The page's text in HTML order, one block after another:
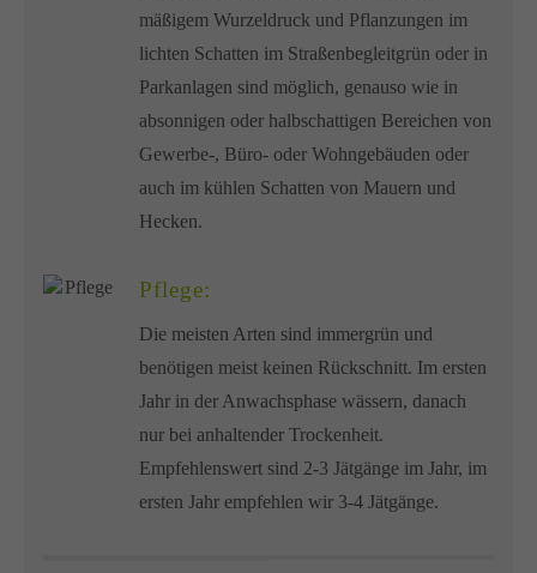
mäßigem Wurzeldruck und Pflanzungen im
lichten Schatten im Straßenbegleitgrün oder in
Parkanlagen sind möglich, genauso wie in
absonnigen oder halbschattigen Bereichen von
Gewerbe-, Büro- oder Wohngebäuden oder
auch im kühlen Schatten von Mauern und
Hecken.
Pflege:
Die meisten Arten sind immergrün und
benötigen meist keinen Rückschnitt. Im ersten
Jahr in der Anwachsphase wässern, danach
nur bei anhaltender Trockenheit.
Empfehlenswert sind 2-3 Jätgänge im Jahr, im
ersten Jahr empfehlen wir 3-4 Jätgänge.